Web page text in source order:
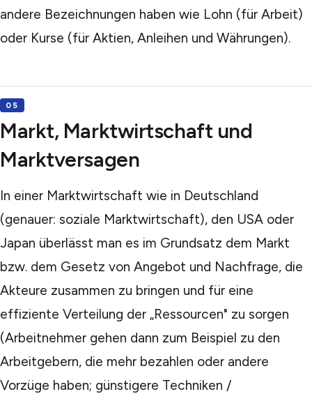
andere Bezeichnungen haben wie Lohn (für Arbeit)
oder Kurse (für Aktien, Anleihen und Währungen).
Markt, Marktwirtschaft und
Marktversagen
In einer Marktwirtschaft wie in Deutschland
(genauer: soziale Marktwirtschaft), den USA oder
Japan überlässt man es im Grundsatz dem Markt
bzw. dem Gesetz von Angebot und Nachfrage, die
Akteure zusammen zu bringen und für eine
effiziente Verteilung der „Ressourcen" zu sorgen
(Arbeitnehmer gehen dann zum Beispiel zu den
Arbeitgebern, die mehr bezahlen oder andere
Vorzüge haben; günstigere Techniken /